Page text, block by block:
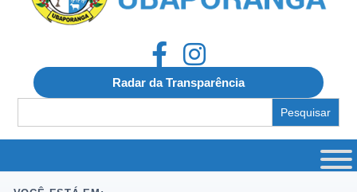
Radar da Transparência
for: